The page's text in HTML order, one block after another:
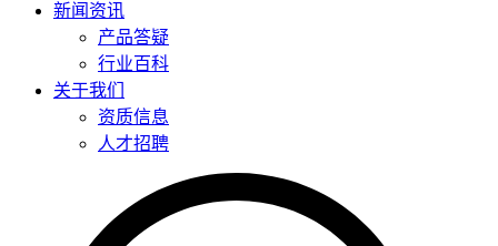
新闻资讯
产品答疑
行业百科
关于我们
资质信息
人才招聘